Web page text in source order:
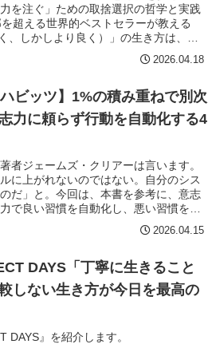
を注ぐ」ための取捨選択の哲学と実践
超える世界的ベストセラーが教える
、しかしより良く）」の生き方は、忙
2026.04.18
ビッツ】1%の積み重ねで別次
力に頼らず行動を自動化する4
者ジェームズ・クリアーは言います。
に上がれないのではない。自分のシス
だ」と。今回は、本書を参考に、意志
で良い習慣を自動化し、悪い習慣を断
紹介します。毎日1%の小さな改善が複
倍の成果をもたらす——そのメカニズ
2026.04.15
DAYS「丁寧に生きること
しない生き方が今日を最高の
DAYS』を紹介します。